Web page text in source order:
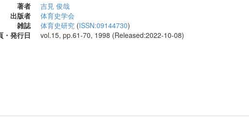
著者
吉見 俊哉
出版者
体育史学会
雑誌
体育史研究 (ISSN:09144730)
・発行日
vol.15, pp.61-70, 1998 (Released:2022-10-08)